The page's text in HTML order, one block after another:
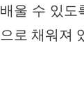
배울 수 있도
으로 채워져